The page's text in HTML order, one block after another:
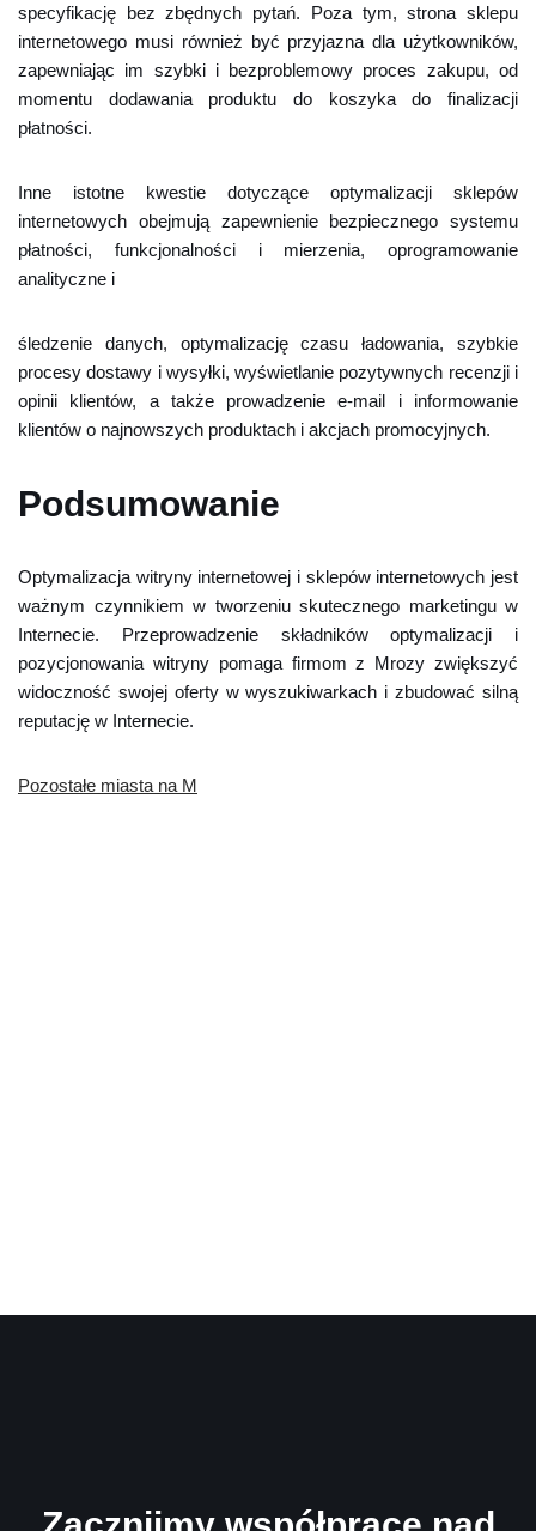
specyfikację bez zbędnych pytań. Poza tym, strona sklepu
internetowego musi również być przyjazna dla użytkowników,
zapewniając im szybki i bezproblemowy proces zakupu, od
momentu dodawania produktu do koszyka do finalizacji
płatności.
Inne istotne kwestie dotyczące optymalizacji sklepów
internetowych obejmują zapewnienie bezpiecznego systemu
płatności, funkcjonalności i mierzenia, oprogramowanie
analityczne i
śledzenie danych, optymalizację czasu ładowania, szybkie
procesy dostawy i wysyłki, wyświetlanie pozytywnych recenzji i
opinii klientów, a także prowadzenie e-mail i informowanie
klientów o najnowszych produktach i akcjach promocyjnych.
Podsumowanie
Optymalizacja witryny internetowej i sklepów internetowych jest
ważnym czynnikiem w tworzeniu skutecznego marketingu w
Internecie. Przeprowadzenie składników optymalizacji i
pozycjonowania witryny pomaga firmom z Mrozy zwiększyć
widoczność swojej oferty w wyszukiwarkach i zbudować silną
reputację w Internecie.
Pozostałe miasta na M